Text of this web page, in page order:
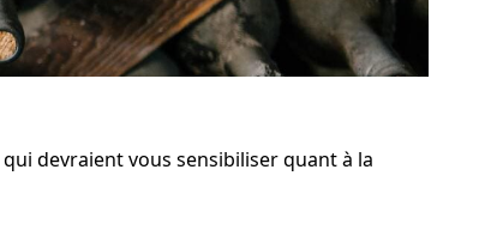
devraient vous sensibiliser quant à la